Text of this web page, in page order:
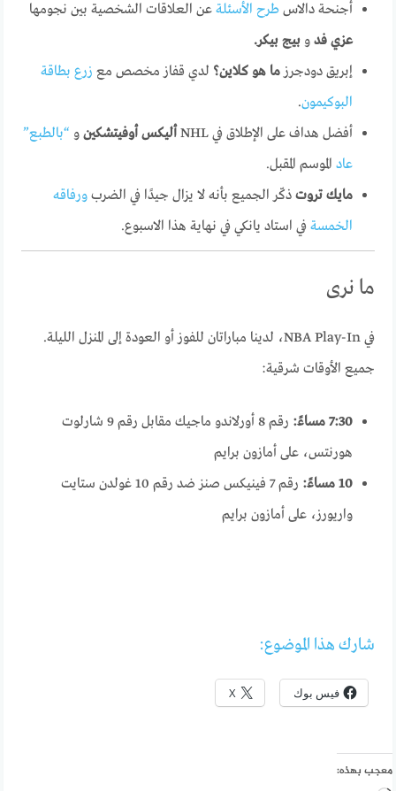
أجنحة دالاس طرح الأسئلة عن العلاقات الشخصية بين نجومها
عزي فد وبيج بيكر.
إبريق دودجرزما هو كلاين؟ لدي قفاز مخصص مع زرع بطاقة
البوكيمون.
أفضل هداف على الإطلاق في NHL
أليكس أوفيتشكين و “بالطبع”
عاد الموسم المقبل.
مايك تروت ذكّر الجميع بأنه لا يزال جيدًا في الضربورفاقه
الخمسة في استاد يانكي في نهاية هذا الاسبوع.
ما نرى
في NBA Play-In، لدينا مباراتان للفوز أو العودة إلى المنزل الليلة.
جميع الأوقات شرقية:
7:30 مساءً:
رقم 8 أورلاندو ماجيك مقابل رقم 9 شارلوت
هورنتس، على أمازون برايم
10 مساءً:
رقم 7 فينيكس صنز ضد رقم 10 غولدن ستايت
واريورز، على أمازون برايم
شارك هذا الموضوع:
فيس بوك X
معجب بهذه: